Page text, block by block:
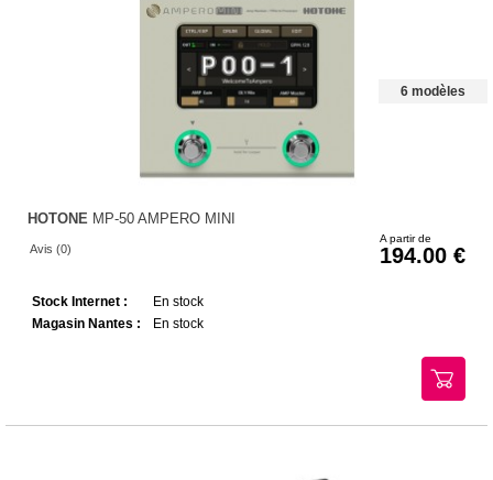
6 modèles
HOTONE MP-50 AMPERO MINI
Avis (0)
A partir de
194.00
Stock Internet :
En stock
Magasin Nantes :
En stock